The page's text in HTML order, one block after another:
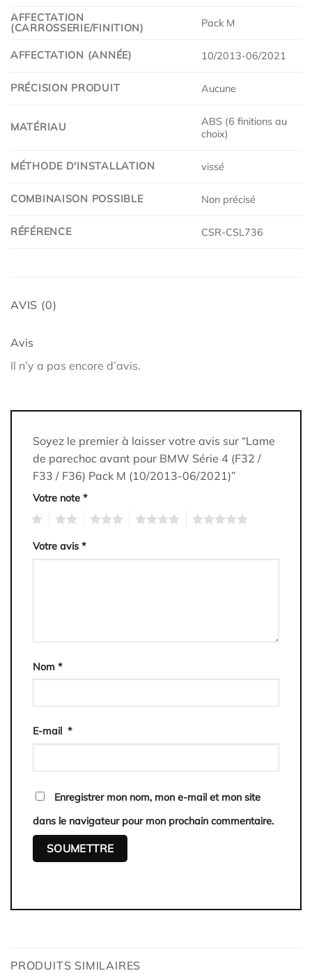
AFFECTATION
(CARROSSERIE/FINITION)
Pack M
AFFECTATION (ANNÉE) 10/2013-06/2021
PRÉCISION PRODUIT Aucune
MATÉRIAU
ABS (6 finitions au
choix)
MÉTHODE D'INSTALLATION vissé
COMBINAISON POSSIBLE Non précisé
RÉFÉRENCE CSR-CSL736
AVIS (0)
Avis
Il n’y a pas encore d’avis.
Soyez le premier à laisser votre avis sur “Lame
de parechoc avant pour BMW Série 4 (F32 /
F33 / F36) Pack M (10/2013-06/2021)”
Votre note *
Votre avis *
Nom *
E-mail *
Enregistrer mon nom, mon e-mail et mon site
dans le navigateur pour mon prochain commentaire.
PRODUITS SIMILAIRES